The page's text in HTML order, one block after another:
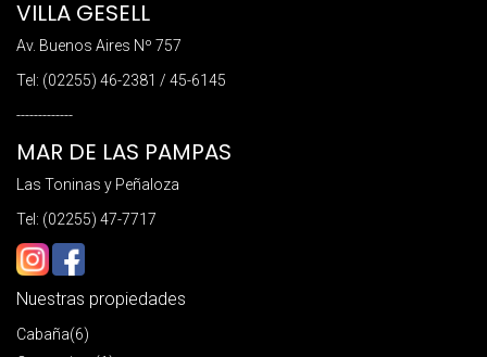
VILLA GESELL
Av. Buenos Aires Nº 757
Tel: (02255) 46-2381 / 45-6145
-------------
MAR DE LAS PAMPAS
Las Toninas y Peñaloza
Tel: (02255) 47-7717
Nuestras propiedades
Cabaña(6)